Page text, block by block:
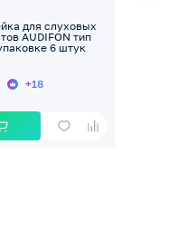
для слуховых
AUDIFON тип
6 штук
+18